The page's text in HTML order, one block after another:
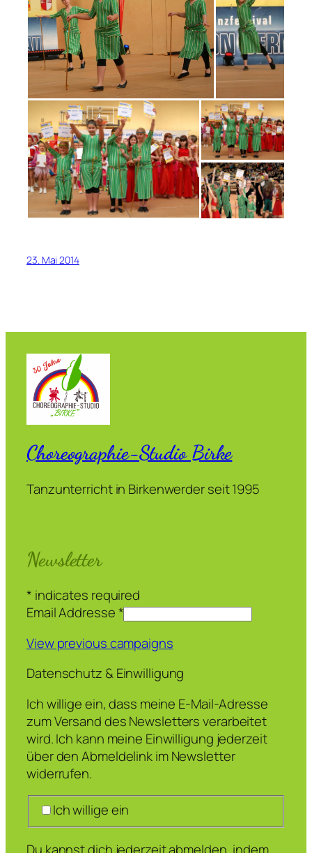
23. Mai 2014
Choreographie-Studio Birke
Tanzunterricht in Birkenwerder seit 1995
Newsletter
* indicates required
Email Addresse*
View previous campaigns
Datenschutz & Einwilligung
Ich willige ein, dass meine E-Mail-Adresse
zum Versand des Newsletters verarbeitet
wird. Ich kann meine Einwilligung jederzeit
über den Abmeldelink im Newsletter
widerrufen.
Ich willige ein